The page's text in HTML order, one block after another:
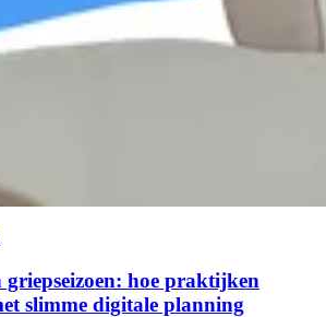
griepseizoen: hoe praktijken
slimme digitale planning